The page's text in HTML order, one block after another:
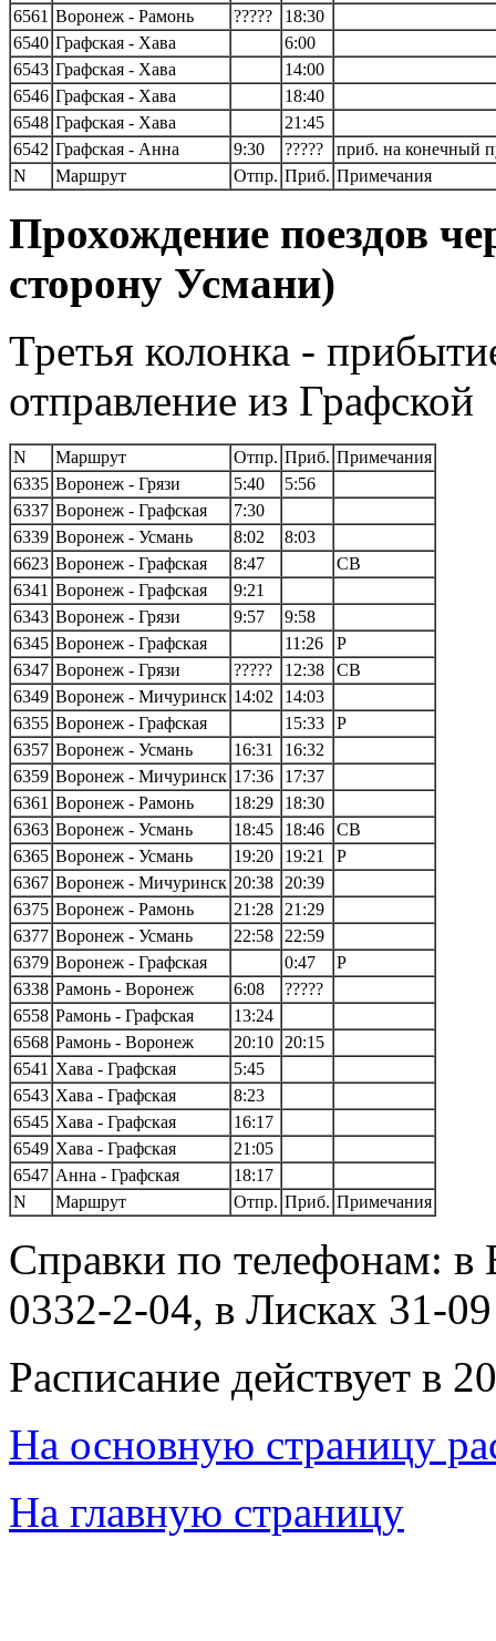
6561 Воронеж - Рамонь ?????
18:30
6540 Графская - Хава
6:00
6543 Графская - Хава
14:00
6546 Графская - Хава
18:40
6548 Графская - Хава
21:45
6542 Графская - Анна 9:30 ?????
приб. на конечный
N
Маршрут Отпр. Приб. Примечания
Прохождение поездов
сторону Усмани)
Третья колонка -
отправление из Графской
N Маршрут Отпр. Приб. Примечания
6335 Воронеж - Грязи 5:40
5:56
6337 Воронеж - Графская
7:30
6339 Воронеж - Усмань 8:02
8:03
6623 Воронеж - Графская 8:47
СВ
6341 Воронеж - Графская
9:21
6343 Воронеж - Грязи 9:57
9:58
6345 Воронеж - Графская 11:26
Р
6347 Воронеж - Грязи ????? 12:38
СВ
6349 Воронеж - Мичуринск 14:02
14:03
6355 Воронеж - Графская 15:33
Р
6357 Воронеж - Усмань 16:31
16:32
6359 Воронеж - Мичуринск 17:36
17:37
6361 Воронеж - Рамонь 18:29
18:30
6363 Воронеж - Усмань 18:45 18:46
СВ
6365 Воронеж - Усмань 19:20 19:21
Р
6367 Воронеж - Мичуринск 20:38
20:39
6375 Воронеж - Рамонь 21:28
21:29
6377 Воронеж - Усмань 22:58
22:59
6379 Воронеж - Графская 0:47
Р
6338 Рамонь - Воронеж 6:08
?????
6558 Рамонь - Графская
13:24
6568 Рамонь - Воронеж 20:10
20:15
6541 Хава - Графская
5:45
6543 Хава - Графская
8:23
6545 Хава - Графская
16:17
6549 Хава - Графская
21:05
6547 Анна - Графская
18:17
N
Маршрут Отпр. Приб. Примечания
Справки по телефонам:
0332-2-04, в Лисках 31-09
Расписание действует в
На основную страницу
На главную страницу